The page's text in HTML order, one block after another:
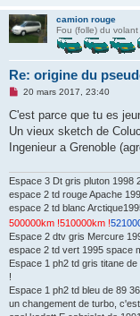
camion rouge
Fou (folle) du volant
Re: origine du
M
s
a
g
e
n
l
u
20 mars 2017, 23:40
C'est parce que tu es
Un vieux sketch de
Ingenieur a Grenoble
Espace 3 Dt gris pluton 1998
espace 2 td rouge Apache
espace 2 td blanc
500000km !510000km !
Espace 2 dtv gris Mercure
espace 2 td vert 1995 space
Espace 1 ph2 td gris titane
!
Espace 1 ph2 td bleu de 89
un changement de turbo,